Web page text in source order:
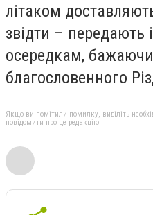
літаком
звідти –
осередкам,
благословенного
Якщо ви помітили помилку, виділіть
повідомити про це редакцію